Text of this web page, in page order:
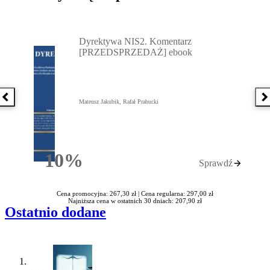
Poprzednia książka
10%Rabatu
Dyrektywa NIS2. Komentarz
[PRZEDSPRZEDAŻ] ebook
Mateusz Jakubik, Rafał Prabucki
Sprawdź
Cena promocyjna: 267,30 zł | Cena regularna: 297,00 zł
Najniższa cena w ostatnich 30 dniach: 207,90 zł
Ostatnio dodane